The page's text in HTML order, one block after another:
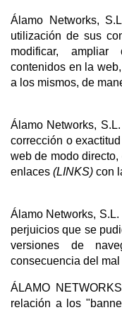
Álamo Networks,
utilización de sus
modificar,
contenidos en la
a los mismos, de
Álamo Networks,
corrección o
web de modo
enlaces (LINKS) con
Álamo Networks,
perjuicios que se
versiones de
consecuencia del
ÁLAMO
relación a los